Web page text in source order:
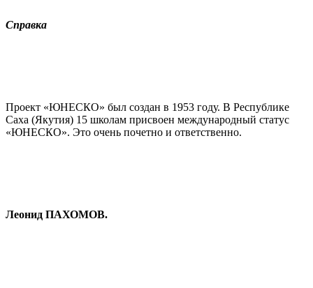
Справка
Проект «ЮНЕСКО» был создан в 1953 году. В Республике
Саха (Якутия) 15 школам присвоен международный статус
«ЮНЕСКО». Это очень почетно и ответственно.
Леонид ПАХОМОВ.